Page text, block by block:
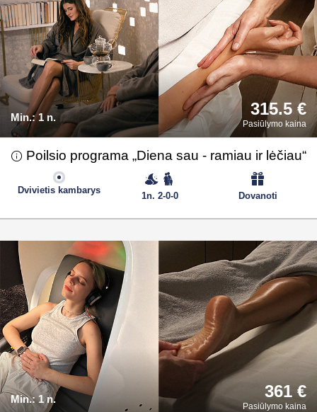
Min.: 1 n. 315.5 €
Pasiūlymo kaina
Poilsio programa „Diena sau - ramiau ir lėčiau“
Dovanoti
Dvivietis kambarys
1n. 2-0-0
Min.: 1 n. 361 €
Pasiūlymo kaina